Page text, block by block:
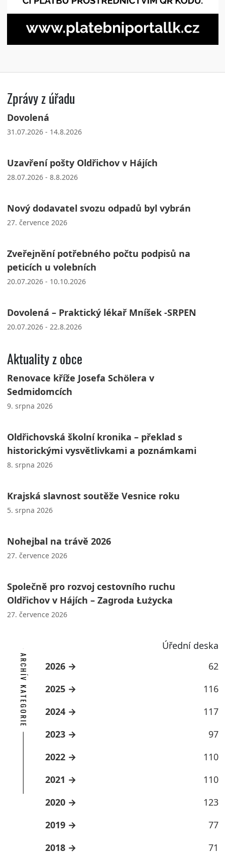
Zprávy z úřadu
Dovolená
31.07.2026 - 14.8.2026
Uzavření pošty Oldřichov v Hájích
28.07.2026 - 8.8.2026
Nový dodavatel svozu odpadů byl vybrán
27. července 2026
Zveřejnění potřebného počtu podpisů na
peticích u volebních
20.07.2026 - 10.10.2026
Dovolená – Praktický lékař Mníšek -SRPEN
20.07.2026 - 22.8.2026
Aktuality z obce
Renovace kříže Josefa Schölera v
Sedmidomcích
9. srpna 2026
Oldřichovská školní kronika – překlad s
historickými vysvětlivkami a poznámkami
8. srpna 2026
Krajská slavnost soutěže Vesnice roku
5. srpna 2026
Nohejbal na trávě 2026
27. července 2026
Společně pro rozvoj cestovního ruchu
Oldřichov v Hájích – Zagroda Łużycka
27. července 2026
Úřední deska
ARCHÍV KATEGORIE 2026
62
2025
116
2024
117
2023
97
2022
110
2021
110
2020
123
2019
77
2018
71